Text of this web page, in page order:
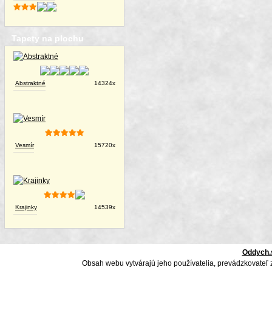
Tapety na plochu
Abstraktné 14324x
Vesmír 15720x
Krajinky 14539x
Obsah webu vytvárajú jeho používatelia,